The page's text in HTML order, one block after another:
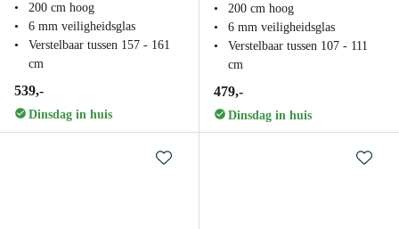
200 cm hoog
6 mm veiligheidsglas
Verstelbaar tussen 157 - 161
cm
539,-
Dinsdag in huis
200 cm hoog
6 mm veiligheidsglas
Verstelbaar tussen 107 - 111
cm
479,-
Dinsdag in huis